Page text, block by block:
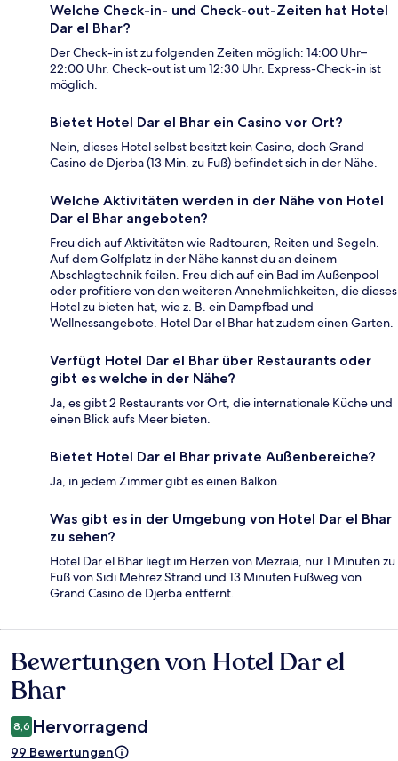
Welche Check-in- und Check-out-Zeiten hat Hotel
Dar el Bhar?
Der Check-in ist zu folgenden Zeiten möglich: 14:00 Uhr–
22:00 Uhr. Check-out ist um 12:30 Uhr. Express-Check-in ist
möglich.
Bietet Hotel Dar el Bhar ein Casino vor Ort?
Nein, dieses Hotel selbst besitzt kein Casino, doch Grand
Casino de Djerba (13 Min. zu Fuß) befindet sich in der Nähe.
Welche Aktivitäten werden in der Nähe von Hotel
Dar el Bhar angeboten?
Freu dich auf Aktivitäten wie Radtouren, Reiten und Segeln.
Auf dem Golfplatz in der Nähe kannst du an deinem
Abschlagtechnik feilen. Freu dich auf ein Bad im Außenpool
oder profitiere von den weiteren Annehmlichkeiten, die dieses
Hotel zu bieten hat, wie z. B. ein Dampfbad und
Wellnessangebote. Hotel Dar el Bhar hat zudem einen Garten.
Verfügt Hotel Dar el Bhar über Restaurants oder
gibt es welche in der Nähe?
Ja, es gibt 2 Restaurants vor Ort, die internationale Küche und
einen Blick aufs Meer bieten.
Bietet Hotel Dar el Bhar private Außenbereiche?
Ja, in jedem Zimmer gibt es einen Balkon.
Was gibt es in der Umgebung von Hotel Dar el Bhar
zu sehen?
Hotel Dar el Bhar liegt im Herzen von Mezraia, nur 1 Minuten zu
Fuß von Sidi Mehrez Strand und 13 Minuten Fußweg von
Grand Casino de Djerba entfernt.
Bewertungen
Bewertungen von Hotel Dar el
Bhar
8,6 Hervorragend
99 Bewertungen